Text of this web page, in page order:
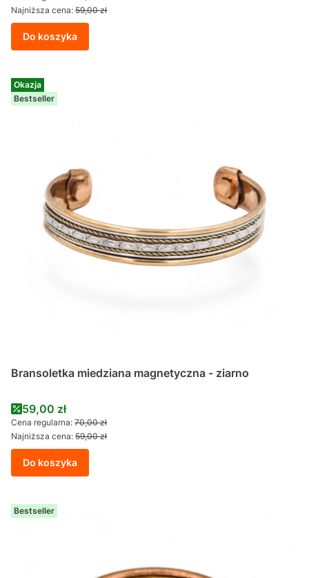
Najniższa cena: 59,00 zł
Do koszyka
Okazja
Bestseller
Bransoletka miedziana magnetyczna - ziarno
Cena promocyjna
59,00 zł
Cena regularna: 70,00 zł
Najniższa cena: 59,00 zł
Do koszyka
Bestseller